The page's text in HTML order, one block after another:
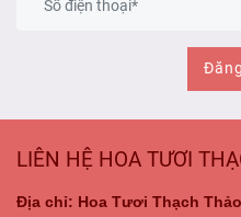
LIÊN HỆ HOA TƯƠI
Địa chỉ: Hoa Tươi Thạch Thảo